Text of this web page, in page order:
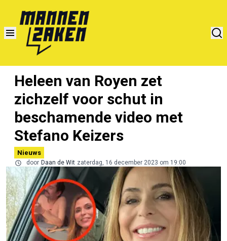
Heleen van Royen zet
zichzelf voor schut in
beschamende video met
Stefano Keizers
Nieuws
door Daan de Wit zaterdag, 16 december 2023 om 19:00